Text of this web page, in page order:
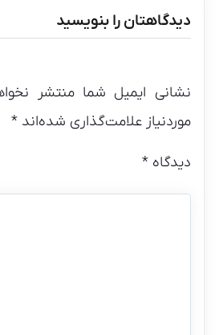
دیدگاهتان را بنویسید
نشانی ایمیل شما منتشر
موردنیاز علامت‌گذاری شده‌اند*
دیدگاه*